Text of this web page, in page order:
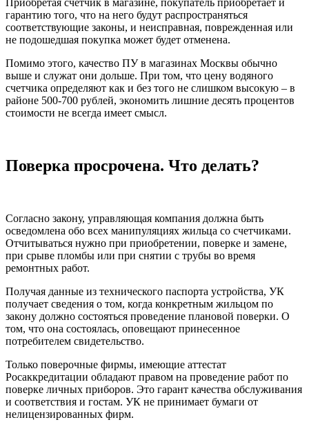
Приобретая счетчик в магазине, покупатель приобретает и
гарантию того, что на него будут распространяться
соответствующие законы, и неисправная, поврежденная или
не подошедшая покупка может будет отменена.
Помимо этого, качество ПУ в магазинах Москвы обычно
выше и служат они дольше. При том, что цену водяного
счетчика определяют как и без того не слишком высокую – в
районе 500-700 рублей, экономить лишние десять процентов
стоимости не всегда имеет смысл.
Поверка просрочена. Что делать?
Согласно закону, управляющая компания должна быть
осведомлена обо всех манипуляциях жильца со счетчиками.
Отчитываться нужно при приобретении, поверке и замене,
при срыве пломбы или при снятии с трубы во время
ремонтных работ.
Получая данные из технического паспорта устройства, УК
получает сведения о том, когда конкретным жильцом по
закону должно состояться проведение плановой поверки. О
том, что она состоялась, оповещают принесенное
потребителем свидетельство.
Только поверочные фирмы, имеющие аттестат
Росаккредитации обладают правом на проведение работ по
поверке личных приборов. Это гарант качества обслуживания
и соответствия и гостам. УК не принимает бумаги от
нелицензированных фирм.